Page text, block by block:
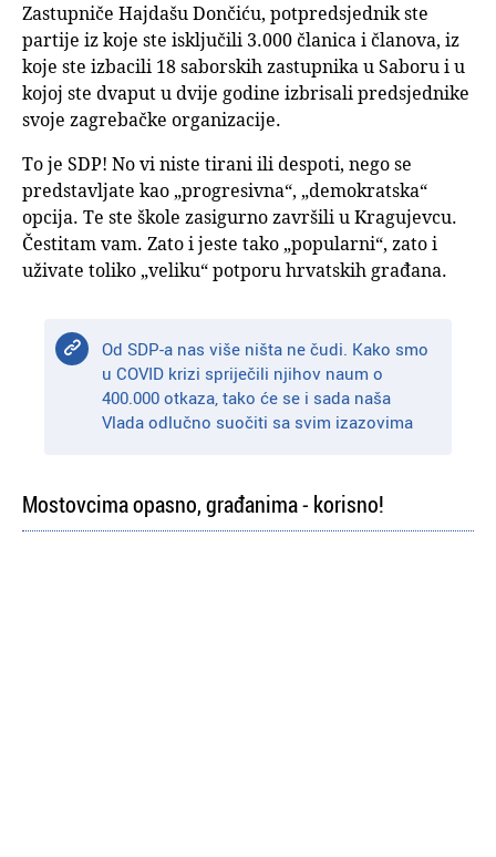
Zastupniče Hajdašu Dončiću, potpredsjednik ste
partije iz koje ste isključili 3.000 članica i članova, iz
koje ste izbacili 18 saborskih zastupnika u Saboru i u
kojoj ste dvaput u dvije godine izbrisali predsjednike
svoje zagrebačke organizacije.
To je SDP! No vi niste tirani ili despoti, nego se
predstavljate kao „progresivna“, „demokratska“
opcija. Te ste škole zasigurno završili u Kragujevcu.
Čestitam vam. Zato i jeste tako „popularni“, zato i
uživate toliko „veliku“ potporu hrvatskih građana.
Od SDP-a nas više ništa ne čudi. Kako smo
u COVID krizi spriječili njihov naum o
400.000 otkaza, tako će se i sada naša
Vlada odlučno suočiti sa svim izazovima
Mostovcima opasno, građanima - korisno!